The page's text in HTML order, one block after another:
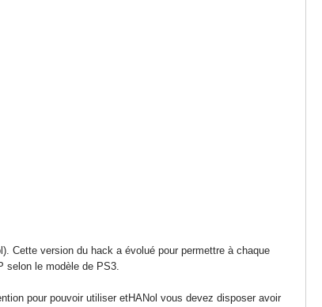
Cette version du hack a évolué pour permettre à chaque
selon le modèle de PS3.
pour pouvoir utiliser etHANol vous devez disposer avoir